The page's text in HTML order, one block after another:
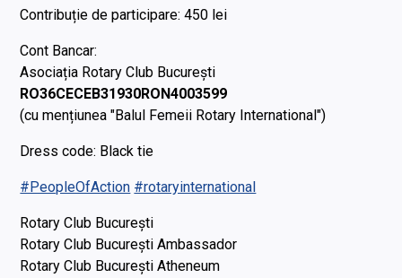
Contribuție de participare: 450 lei
Cont Bancar:
Asociația Rotary Club București
RO36CECEB31930RON4003599
(cu mențiunea "Balul Femeii Rotary International")
Dress code: Black tie
#PeopleOfAction #rotaryinternational
Rotary Club București
Rotary Club București Ambassador
Rotary Club București Atheneum